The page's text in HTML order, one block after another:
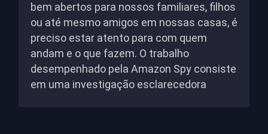
bem abertos para nossos familiares, filhos
ou até mesmo amigos em nossas casas, é
preciso estar atento para com quem
andam e o que fazem. O trabalho
desempenhado pela Amazon Spy consiste
em uma investigação esclarecedora